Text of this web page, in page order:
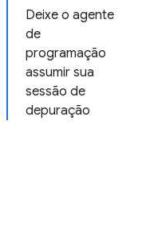
Deixe o agente
de
programação
assumir sua
sessão de
depuração